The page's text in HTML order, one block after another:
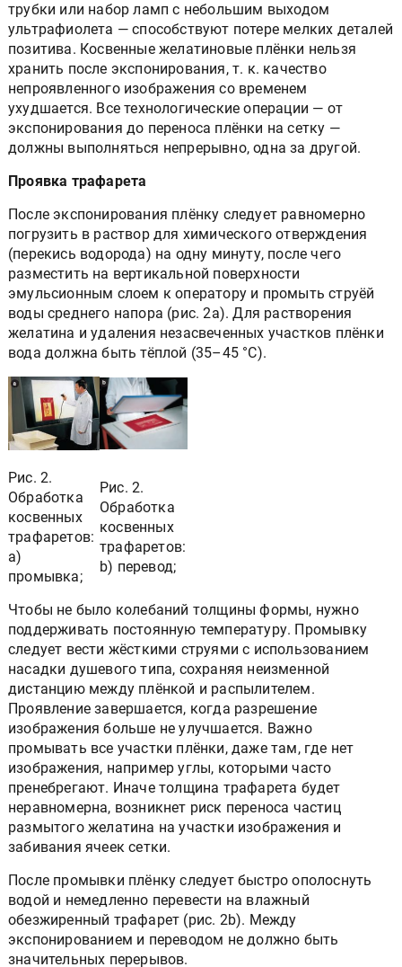
трубки или набор ламп с небольшим выходом
ультрафиолета — способствуют потере мелких деталей
позитива. Косвенные желатиновые плёнки нельзя
хранить после экспонирования, т. к. качество
непроявленного изображения со временем
ухудшается. Все технологические операции — от
экспонирования до переноса плёнки на сетку —
должны выполняться непрерывно, одна за другой.
Проявка трафарета
После экспонирования плёнку следует равномерно
погрузить в раствор для химического отверждения
(перекись водорода) на одну минуту, после чего
разместить на вертикальной поверхности
эмульсионным слоем к оператору и промыть струёй
воды среднего напора (рис. 2а). Для растворения
желатина и удаления незасвеченных участков плёнки
вода должна быть тёплой (35–45 °С).
Рис. 2.
Обработка
косвенных
трафаретов:
а)
промывка;
Рис. 2.
Обработка
косвенных
трафаретов:
b) перевод;
Чтобы не было колебаний толщины формы, нужно
поддерживать постоянную температуру. Промывку
следует вести жёсткими струями с использованием
насадки душевого типа, сохраняя неизменной
дистанцию между плёнкой и распылителем.
Проявление завершается, когда разрешение
изображения больше не улучшается. Важно
промывать все участки плёнки, даже там, где нет
изображения, например углы, которыми часто
пренебрегают. Иначе толщина трафарета будет
неравномерна, возникнет риск переноса частиц
размытого желатина на участки изображения и
забивания ячеек сетки.
После промывки плёнку следует быстро ополоснуть
водой и немедленно перевести на влажный
обезжиренный трафарет (рис. 2b). Между
экспонированием и переводом не должно быть
значительных перерывов.